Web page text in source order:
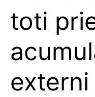
toti
externi